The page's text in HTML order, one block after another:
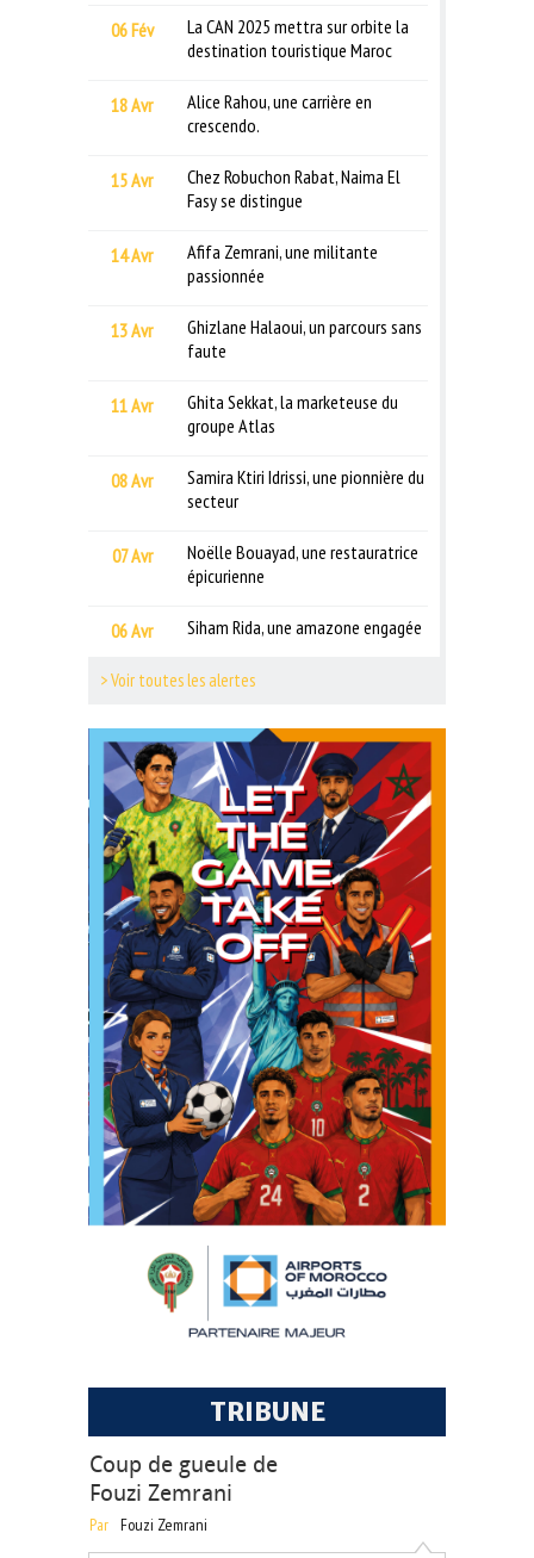
06 Fév
La CAN 2025 mettra sur orbite la
destination touristique Maroc
18 Avr
Alice Rahou, une carrière en
crescendo.
15 Avr
Chez Robuchon Rabat, Naima El
Fasy se distingue
14 Avr
Afifa Zemrani, une militante
passionnée
13 Avr
Ghizlane Halaoui, un parcours sans
faute
11 Avr
Ghita Sekkat, la marketeuse du
groupe Atlas
08 Avr
Samira Ktiri Idrissi, une pionnière du
secteur
07 Avr
Noëlle Bouayad, une restauratrice
épicurienne
06 Avr Siham Rida, une amazone engagée
> Voir toutes les alertes
TRIBUNE
Coup de gueule de
Fouzi Zemrani
Par Fouzi Zemrani